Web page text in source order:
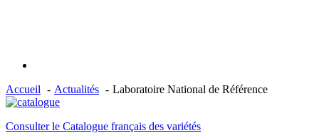
Accueil Actualités Laboratoire National de Référence
Consulter le Catalogue français des variétés